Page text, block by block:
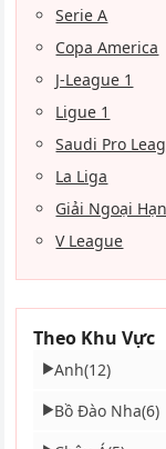
Serie A
Copa America
J-League 1
Ligue 1
Saudi Pro
La Liga
Giải Ngoại
V League
Theo Khu Vực
▶Anh(12)
▶Bồ Đào Nha(6)